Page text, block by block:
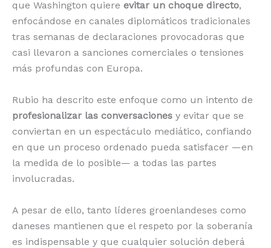
que Washington quiere evitar un choque directo,
enfocándose en canales diplomáticos tradicionales
tras semanas de declaraciones provocadoras que
casi llevaron a sanciones comerciales o tensiones
más profundas con Europa.
Rubio ha descrito este enfoque como un intento de
profesionalizar las conversaciones y evitar que se
conviertan en un espectáculo mediático, confiando
en que un proceso ordenado pueda satisfacer —en
la medida de lo posible— a todas las partes
involucradas.
A pesar de ello, tanto líderes groenlandeses como
daneses mantienen que el respeto por la soberanía
es indispensable y que cualquier solución deberá